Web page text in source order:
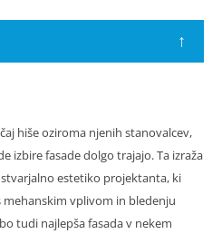
↑
hiše oziroma njenih stanovalcev,
izbire fasade dolgo trajajo. Ta izraža
estetiko projektanta, ki
mehanskim vplivom in bledenju
tudi najlepša fasada v nekem